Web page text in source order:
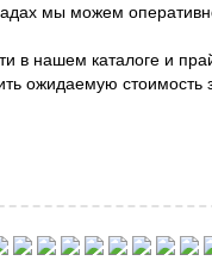
мы можем
в нашем каталоге и
ожидаемую стоимость